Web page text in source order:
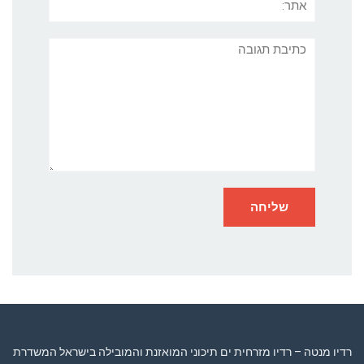
תגובה
רדיו מנטה – רדיו מזרחית ים תיכוני המואזנת והמובילה בישראל המשדרת